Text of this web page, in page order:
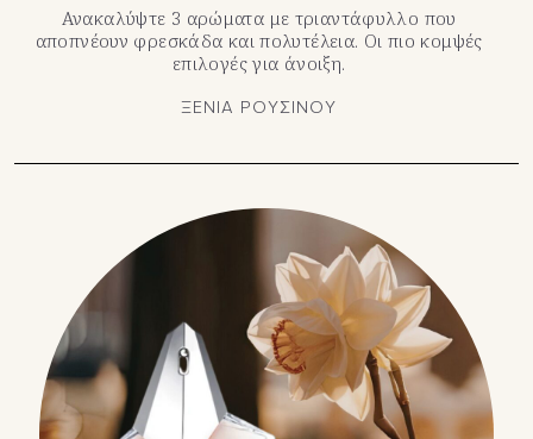
Ανακαλύψτε 3 αρώματα με τριαντάφυλλο που
αποπνέουν φρεσκάδα και πολυτέλεια. Οι πιο κομψές
επιλογές για άνοιξη.
ΞΕΝΙΑ ΡΟΥΣΙΝΟΥ